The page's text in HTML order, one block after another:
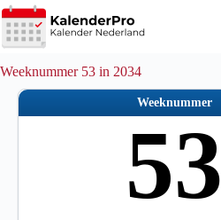
Ga
naar
de
Weeknummer 53 in 2034
Weeknummer
53